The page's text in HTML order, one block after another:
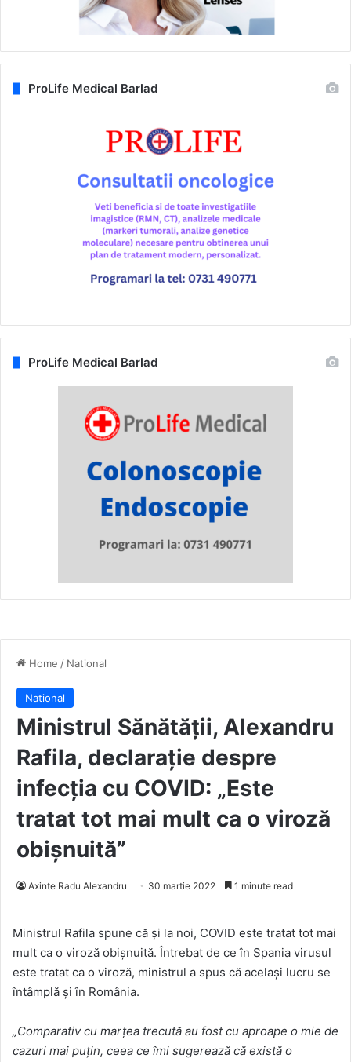
Home / National
National
Ministrul Sănătății, Alexandru
Rafila, declarație despre
infecția cu COVID: „Este
tratat tot mai mult ca o viroză
obişnuită”
Axinte Radu Alexandru 30 martie 2022 1 minute read
Ministrul Rafila spune că și la noi, COVID este tratat tot mai
mult ca o viroză obişnuită. Întrebat de ce în Spania virusul
este tratat ca o viroză, ministrul a spus că acelaşi lucru se
întâmplă şi în România.
„Comparativ cu marţea trecută au fost cu aproape o mie de
cazuri mai puţin, ceea ce îmi sugerează că există o
ProLife Medical Barlad
ProLife Medical Barlad